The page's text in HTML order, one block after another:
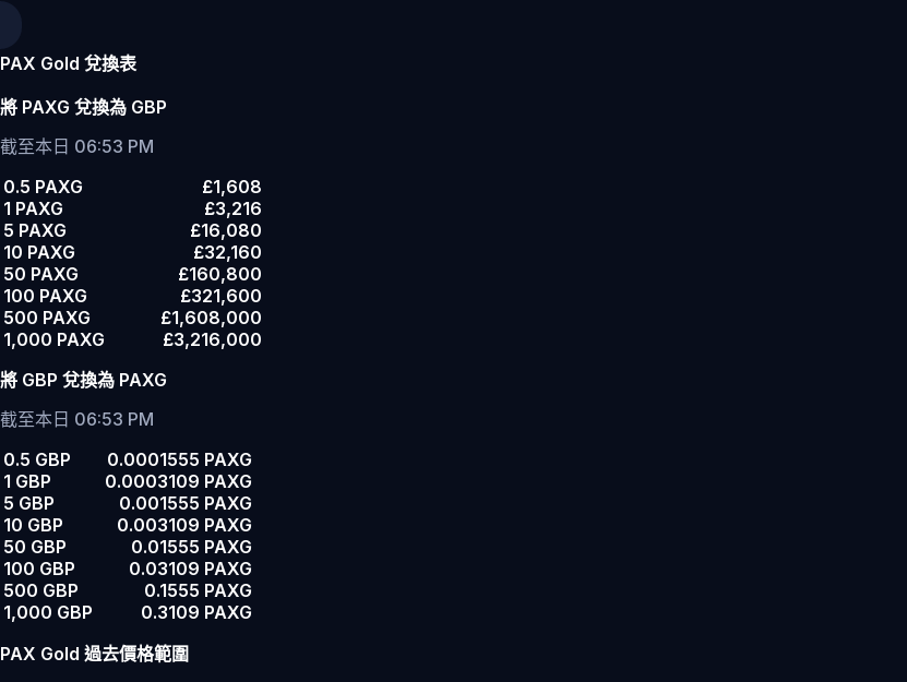
PAX Gold 兌換表
將 PAXG 兌換為 GBP
截至本日 06:53 PM
0.5 PAXG
£1,608
1 PAXG
£3,216
5 PAXG
£16,080
10 PAXG
£32,160
50 PAXG
£160,800
100 PAXG
£321,600
500 PAXG
£1,608,000
1,000 PAXG
£3,216,000
將 GBP 兌換為 PAXG
截至本日 06:53 PM
0.5 GBP
0.0001555 PAXG
1 GBP
0.0003109 PAXG
5 GBP
0.001555 PAXG
10 GBP
0.003109 PAXG
50 GBP
0.01555 PAXG
100 GBP
0.03109 PAXG
500 GBP
0.1555 PAXG
1,000 GBP
0.3109 PAXG
PAX Gold 過去價格範圍